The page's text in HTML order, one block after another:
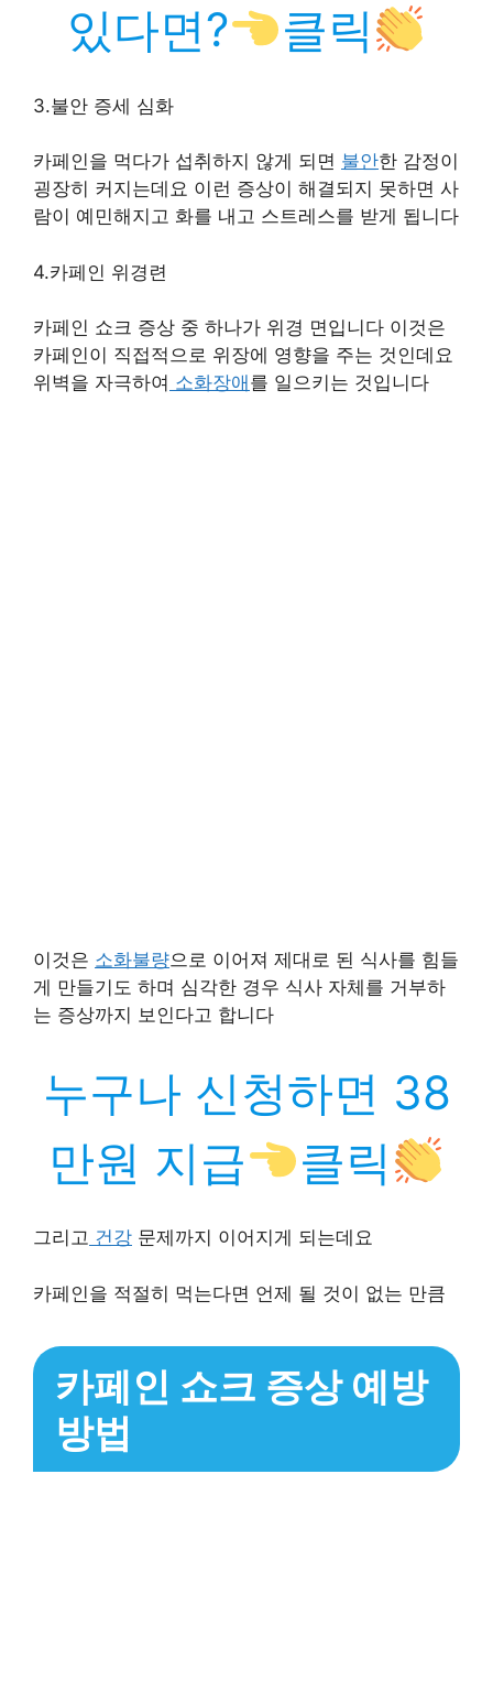
있다면?
클릭
3.불안 증세 심화
카페인을 먹다가 섭취하지 않게 되면 불안한 감정이
굉장히 커지는데요 이런 증상이 해결되지 못하면 사
람이 예민해지고 화를 내고 스트레스를 받게 됩니다
4.카페인 위경련
카페인 쇼크 증상 중 하나가 위경 면입니다 이것은
카페인이 직접적으로 위장에 영향을 주는 것인데요
위벽을 자극하여 소화장애 를 일으키는 것입니다
이것은 소화불량으로 이어져 제대로 된 식사를 힘들
게 만들기도 하며 심각한 경우 식사 자체를 거부하
는 증상까지 보인다고 합니다
누구나 신청하면 38
만원 지급
클릭
그리고 건강 문제까지 이어지게 되는데요
카페인을 적절히 먹는다면 언제 될 것이 없는 만큼
카페인 쇼크 증상 예방
방법